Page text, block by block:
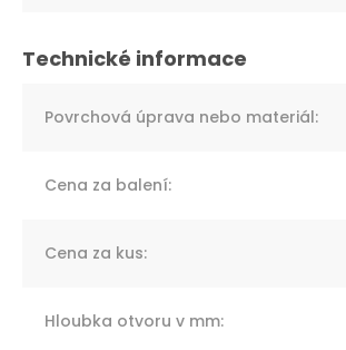
Povrchová úprava nebo materiál:
Cena za balení:
Cena za kus:
Hloubka otvoru v mm: